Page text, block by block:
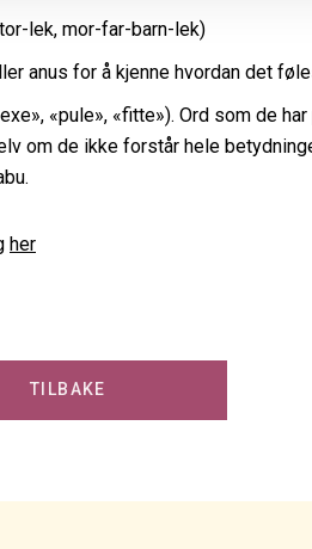
lek, mor-far-barn-lek)
anus for å kjenne hvordan det
«pule», «fitte»). Ord som de
om de ikke forstår hele
her
TILBAKE